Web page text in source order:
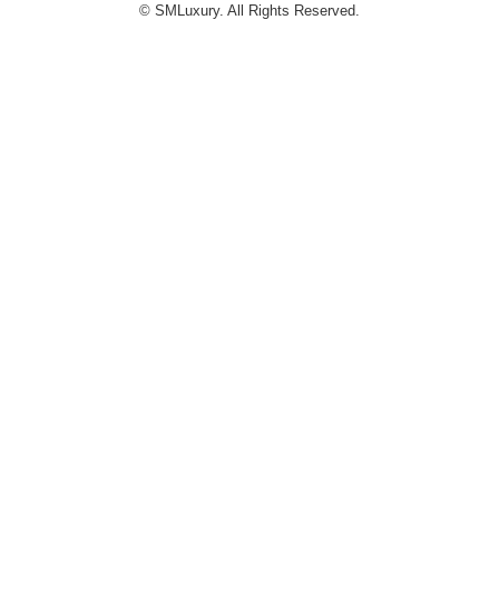
© SMLuxury. All Rights Reserved.